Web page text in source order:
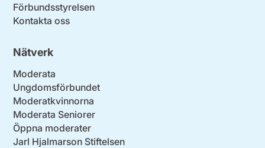
Förbundsstyrelsen
Kontakta oss
Nätverk
Moderata
Ungdomsförbundet
Moderatkvinnorna
Moderata Seniorer
Öppna moderater
Jarl Hjalmarson Stiftelsen